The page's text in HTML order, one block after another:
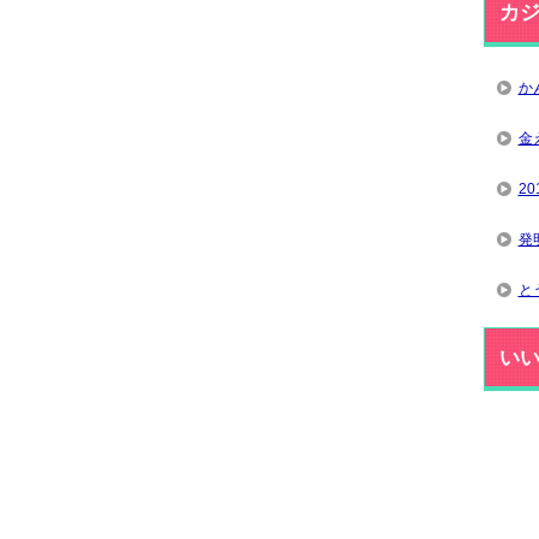
カ
か
金
発
と
い